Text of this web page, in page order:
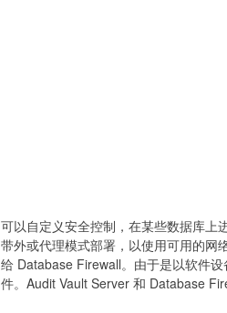
可以自定义安全控制，在某些数据库上
带外或代理模式部署，以使用可用的网
给 Database Firewall。由于是以软件
件。Audit Vault Server 和 Database